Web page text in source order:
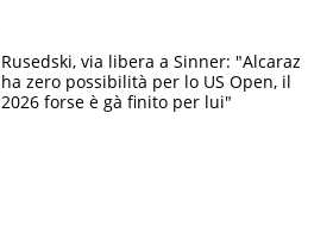
Rusedski, via libera a Sinner: "Alcaraz
ha zero possibilità per lo US Open, il
2026 forse è gà finito per lui"